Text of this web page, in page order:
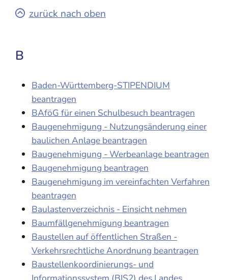
zurück nach oben
B
Baden-Württemberg-STIPENDIUM
beantragen
BAföG für einen Schulbesuch beantragen
Baugenehmigung - Nutzungsänderung einer
baulichen Anlage beantragen
Baugenehmigung - Werbeanlage beantragen
Baugenehmigung beantragen
Baugenehmigung im vereinfachten Verfahren
beantragen
Baulastenverzeichnis - Einsicht nehmen
Baumfällgenehmigung beantragen
Baustellen auf öffentlichen Straßen -
Verkehrsrechtliche Anordnung beantragen
Baustellenkoordinierungs- und